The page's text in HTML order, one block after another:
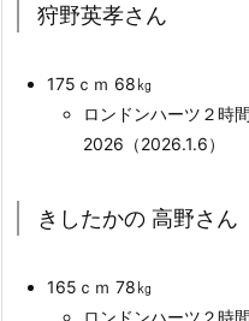
狩野英孝さん
175ｃｍ 68㎏
ロンドンハーツ２時
2026（2026.1.6）
きしたかの 高野さん
165ｃｍ 78㎏
ロンドンハーツ２時